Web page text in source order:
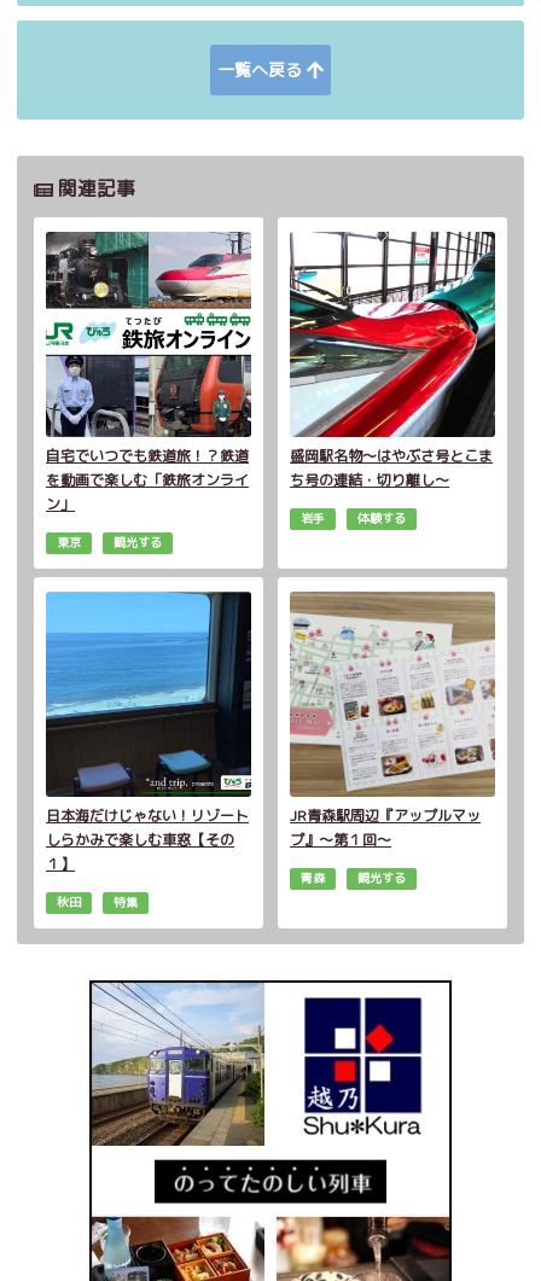
一覧へ戻る
関連記事
自宅でいつでも鉄道旅！？鉄道
を動画で楽しむ「鉄旅オンライ
ン」
東京 観光する
盛岡駅名物～はやぶさ号とこま
ち号の連結・切り離し～
岩手 体験する
日本海だけじゃない！リゾート
しらかみで楽しむ車窓【その
１】
秋田 特集
JR青森駅周辺『アップルマッ
プ』～第１回～
青森 観光する